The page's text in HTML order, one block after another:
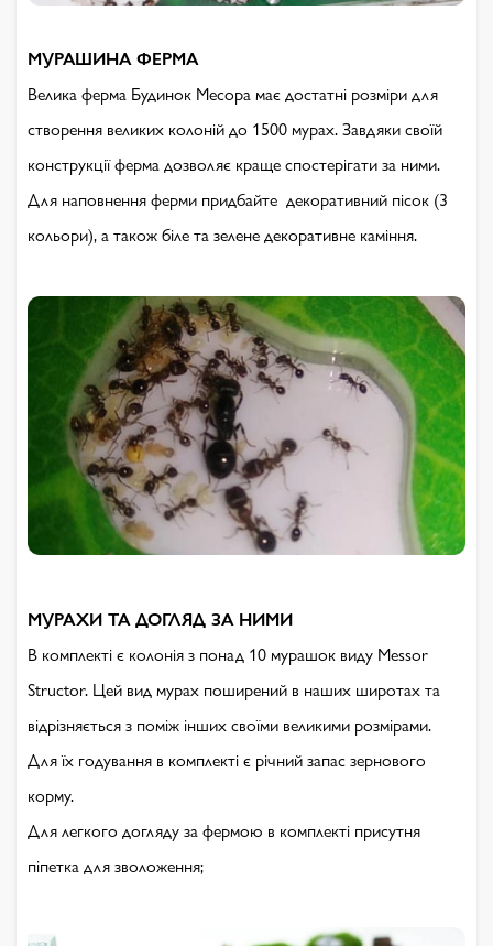
МУРАШИНА ФЕРМА
Велика ферма Будинок Месора має достатні розміри для
створення великих колоній до 1500 мурах. Завдяки своїй
конструкції ферма дозволяє краще спостерігати за ними.
Для наповнення ферми придбайте декоративний пісок (3
кольори), а також біле та зелене декоративне каміння.
МУРАХИ ТА ДОГЛЯД ЗА НИМИ
В комплекті є колонія з понад 10 мурашок виду Messor
Structor. Цей вид мурах поширений в наших широтах та
відрізняється з поміж інших своїми великими розмірами.
Для їх годування в комплекті є річний запас зернового
корму.
Для легкого догляду за фермою в комплекті присутня
піпетка для зволоження;